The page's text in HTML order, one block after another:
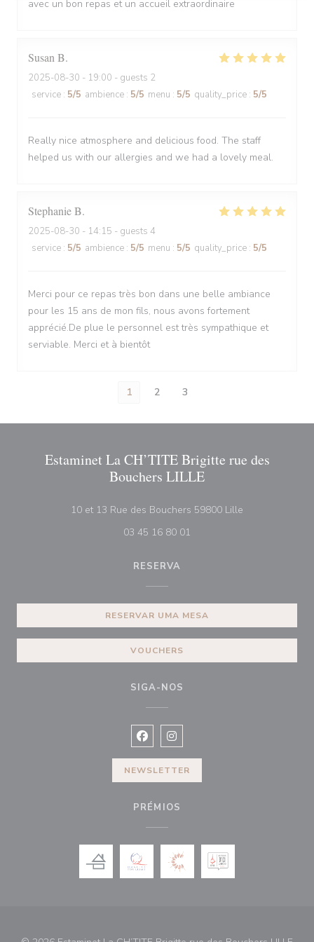
avec un bon repas et un accueil extraordinaire
Susan B
2025-08-30 - 19:00 - guests 2
service : 5/5 ambience : 5/5 menu : 5/5 quality_price : 5/5
Really nice atmosphere and delicious food. The staff
helped us with our allergies and we had a lovely meal.
StephanieB
2025-08-30 - 14:15 - guests 4
service : 5/5 ambience : 5/5 menu : 5/5 quality_price : 5/5
Merci pour ce repas très bon dans une belle ambiance
pour les 15 ans de mon fils, nous avons fortement
apprécié.De plue le personnel est très sympathique et
serviable. Merci et à bientôt
1 2 3
Estaminet La CH’TITE Brigitte rue des
Bouchers LILLE
10 et 13 Rue des Bouchers 59800 Lille
03 45 16 80 01
RESERVA
RESERVAR UMA MESA
VOUCHERS
SIGA-NOS
Facebook ((abre numa nova janela))
Instagram ((abre numa nova
NEWSLETTER
PRÉMIOS